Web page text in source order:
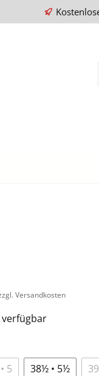
Versandkosten
5 38½ • 5½